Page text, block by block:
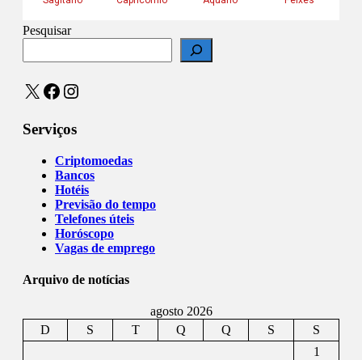
Pesquisar
X Facebook
Instagram
Serviços
Criptomoedas
Bancos
Hotéis
Previsão do tempo
Telefones úteis
Horóscopo
Vagas de emprego
Arquivo de notícias
agosto 2026
D
S T Q Q S
S
1